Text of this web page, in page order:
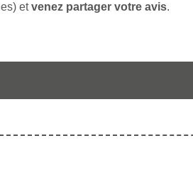
etvenez partager votre avis.